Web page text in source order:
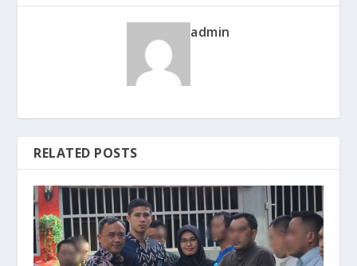
admin
RELATED POSTS